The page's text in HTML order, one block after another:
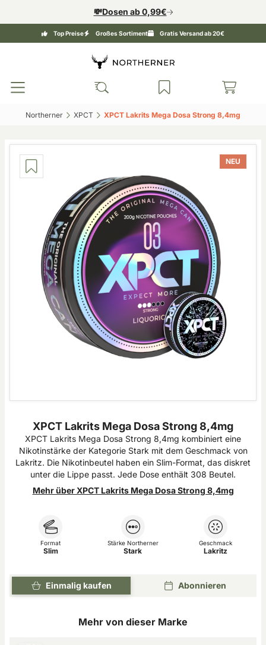
💸Dosen ab 0,99€
Top Preise Großes Sortiment Gratis Versand ab 20€
Northerner‎ XPCT‎ XPCT Lakrits Mega Dosa Strong 8,4mg‎
NEU
XPCT Lakrits Mega Dosa Strong 8,4mg
XPCT Lakrits Mega Dosa Strong 8,4mg kombiniert eine
Nikotinstärke der Kategorie Stark mit dem Geschmack von
Lakritz. Die Nikotinbeutel haben ein Slim-Format, das diskret
unter die Lippe passt. Jede Dose enthält 308 Beutel.
Mehr über XPCT Lakrits Mega Dosa Strong 8,4mg
Einmalig kaufen Abonnieren
Format
Slim
Stärke Northerner
Stark
Geschmack
Lakritz
Mehr von dieser Marke